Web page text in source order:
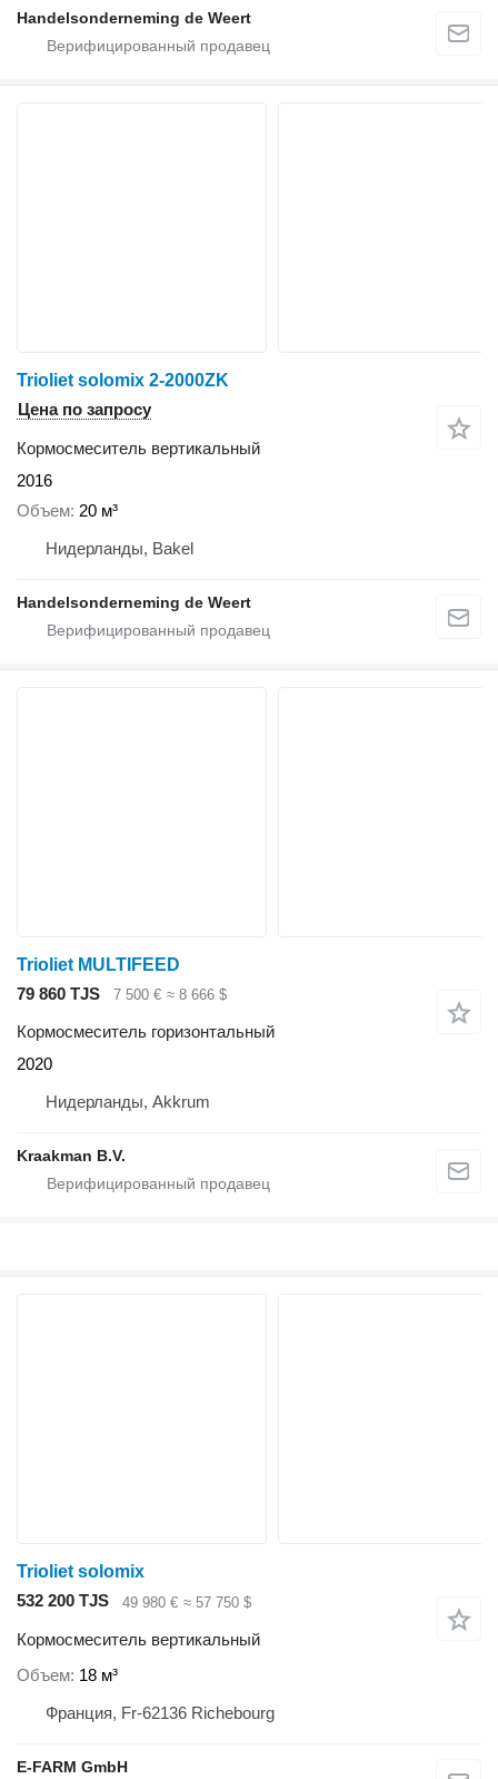
Handelsonderneming de Weert
Trioliet solomix 2-2000ZK
Цена по запросу
Кормосмеситель вертикальный
2016
Объем 20 м³
Нидерланды, Bakel
Handelsonderneming de Weert
Trioliet MULTIFEED
79 860 TJS
7 500 € ≈ 8 666 $
Кормосмеситель горизонтальный
2020
Нидерланды, Akkrum
Kraakman B.V.
Trioliet solomix
532 200 TJS
49 980 € ≈ 57 750 $
Кормосмеситель вертикальный
Объем 18 м³
Франция, Fr-62136 Richebourg
E-FARM GmbH